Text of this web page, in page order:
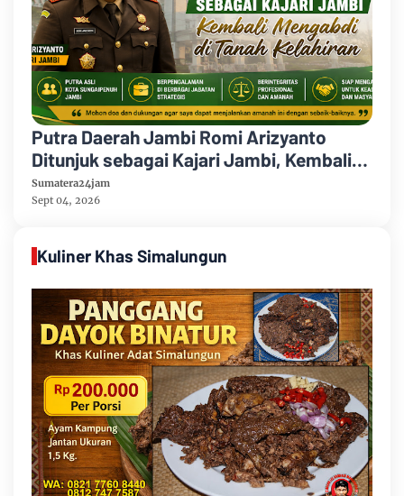
Putra Daerah Jambi Romi Arizyanto
Ditunjuk sebagai Kajari Jambi, Kembali
Mengabdi di Tanah Kelahiran
Sumatera24jam
Sept 04, 2026
Kuliner Khas Simalungun